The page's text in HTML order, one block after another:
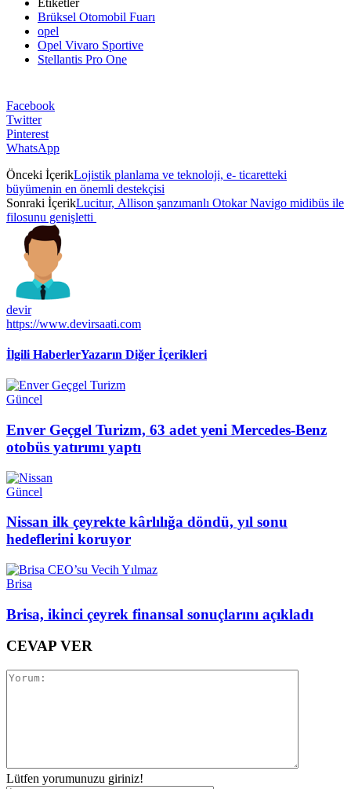
Brüksel Otomobil Fuarı
opel
Opel Vivaro Sportive
Stellantis Pro One
Facebook
Twitter
Pinterest
WhatsApp
Önceki İçerikLojistik planlama ve teknoloji, e- ticaretteki
büyümenin en önemli destekçisi
Sonraki İçerikLucitur, Allison şanzımanlı Otokar Navigo midibüs ile
filosunu genişletti
devir
https://www.devirsaati.com
İlgili HaberlerYazarın Diğer İçerikleri
Güncel
Enver Geçgel Turizm, 63 adet yeni Mercedes-Benz
otobüs yatırımı yaptı
Güncel
Nissan ilk çeyrekte kârlılığa döndü, yıl sonu
hedeflerini koruyor
Brisa
Brisa, ikinci çeyrek finansal sonuçlarını açıkladı
CEVAP VER
Lütfen yorumunuzu giriniz!